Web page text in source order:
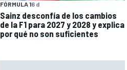
FÓRMULA 16 d
Sainz desconfía de los cambios
de la F1 para 2027 y 2028 y explica
por qué no son suficientes